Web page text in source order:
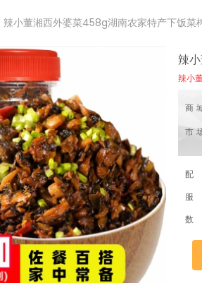
辣
辣小
商
市
配
服
数